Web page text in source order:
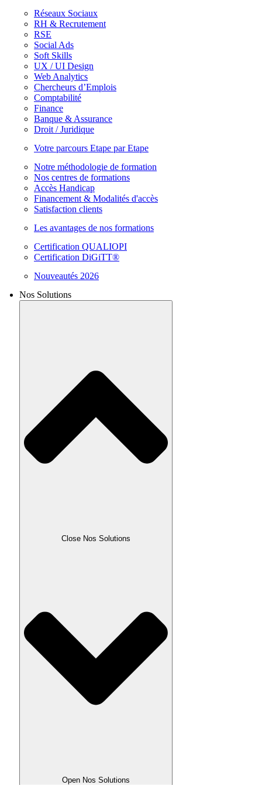
Réseaux Sociaux
RH & Recrutement
RSE
Social Ads
Soft Skills
UX / UI Design
Web Analytics
Chercheurs d’Emplois
Comptabilité
Finance
Banque & Assurance
Droit / Juridique
Votre parcours Etape par Etape
Notre méthodologie de formation
Nos centres de formations
Accès Handicap
Financement & Modalités d'accès
Satisfaction clients
Les avantages de nos formations
Certification QUALIOPI
Certification DiGiTT®
Nouveautés 2026
Nos Solutions
Close Nos Solutions
Open Nos Solutions